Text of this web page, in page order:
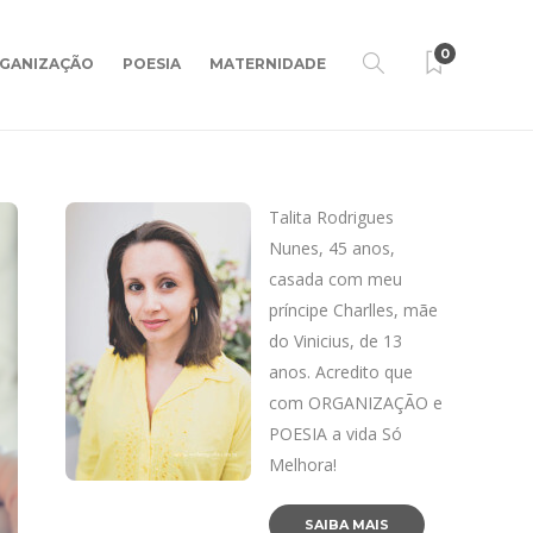
POESIA MATERNIDADE
0
Talita Rodrigues
Nunes, 45 anos,
casada com meu
príncipe Charlles, mãe
do Vinicius, de 13
anos. Acredito que
com ORGANIZAÇÃO e
POESIA a vida Só
Melhora!
SAIBA MAIS